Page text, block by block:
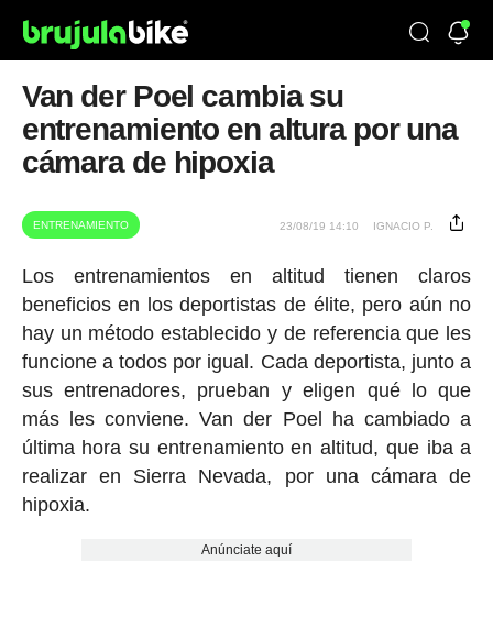
Van der Poel cambia su
entrenamiento en altura por una
cámara de hipoxia
ENTRENAMIENTO 23/08/19 14:10 IGNACIO P.
Los entrenamientos en altitud tienen claros
beneficios en los deportistas de élite, pero aún no
hay un método establecido y de referencia que les
funcione a todos por igual. Cada deportista, junto a
sus entrenadores, prueban y eligen qué lo que
más les conviene. Van der Poel ha cambiado a
última hora su entrenamiento en altitud, que iba a
realizar en Sierra Nevada, por una cámara de
hipoxia.
Anúnciate aquí